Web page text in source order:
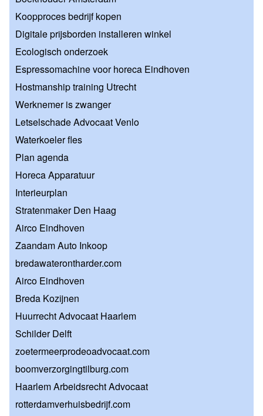
Koopproces bedrijf kopen
Digitale prijsborden installeren winkel
Ecologisch onderzoek
Espressomachine voor horeca Eindhoven
Hostmanship training Utrecht
Werknemer is zwanger
Letselschade Advocaat Venlo
Waterkoeler fles
Plan agenda
Horeca Apparatuur
Interieurplan
Stratenmaker Den Haag
Airco Eindhoven
Zaandam Auto Inkoop
bredawaterontharder.com
Airco Eindhoven
Breda Kozijnen
Huurrecht Advocaat Haarlem
Schilder Delft
zoetermeerprodeoadvocaat.com
boomverzorgingtilburg.com
Haarlem Arbeidsrecht Advocaat
rotterdamverhuisbedrijf.com